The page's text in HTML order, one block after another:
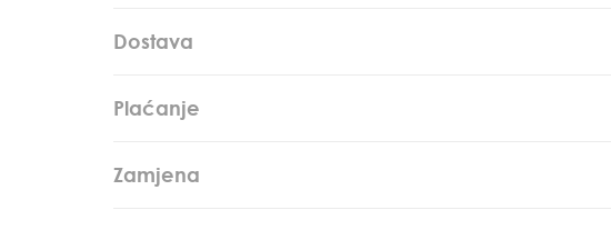
Dostava
Plaćanje
Zamjena